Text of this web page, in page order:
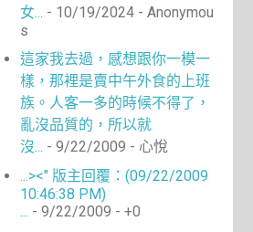
女... - 10/19/2024 - Anonymou
s
這家我去過，感想跟你一模一
樣，那裡是賣中午外食的上班
族。人客一多的時候不得了，
亂沒品質的，所以就
沒... - 9/22/2009 - 心悅
...><" 版主回覆：(09/22/2009
10:46:38 PM)
... - 9/22/2009 - +0